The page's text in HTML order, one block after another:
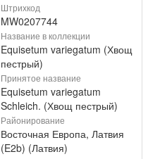
Штрихкод
MW0207744
Название в коллекции
Equisetum variegatum (Хвощ
пестрый)
Принятое название
Equisetum variegatum
Schleich. (Хвощ пестрый)
Районирование
Восточная Европа, Латвия
(E2b) (Латвия)